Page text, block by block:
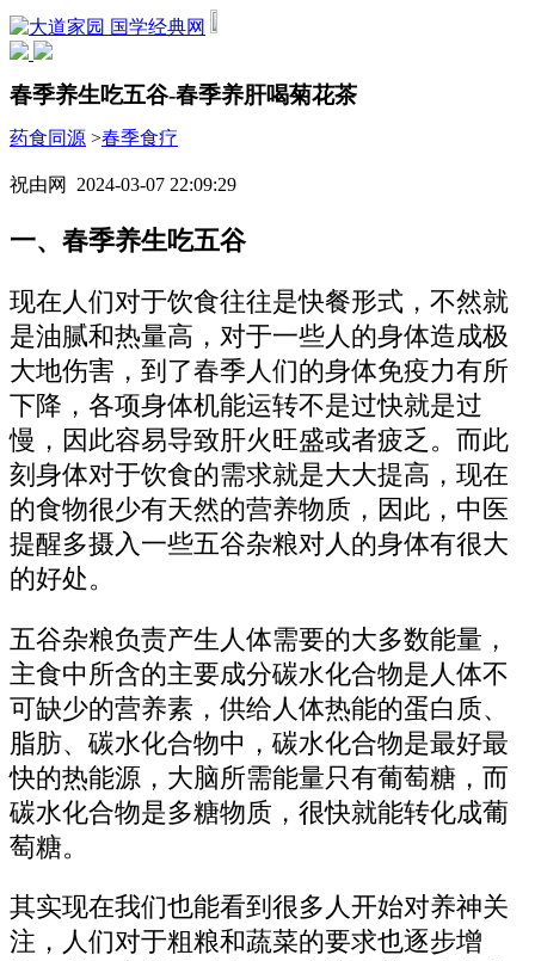
国学经典网
春季养生吃五谷-春季养肝喝菊花茶
药食同源 >春季食疗
祝由网 2024-03-07 22:09:29
一、春季养生吃五谷
现在人们对于饮食往往是快餐形式，不然就
是油腻和热量高，对于一些人的身体造成极
大地伤害，到了春季人们的身体免疫力有所
下降，各项身体机能运转不是过快就是过
慢，因此容易导致肝火旺盛或者疲乏。而此
刻身体对于饮食的需求就是大大提高，现在
的食物很少有天然的营养物质，因此，中医
提醒多摄入一些五谷杂粮对人的身体有很大
的好处。
五谷杂粮负责产生人体需要的大多数能量，
主食中所含的主要成分碳水化合物是人体不
可缺少的营养素，供给人体热能的蛋白质、
脂肪、碳水化合物中，碳水化合物是最好最
快的热能源，大脑所需能量只有葡萄糖，而
碳水化合物是多糖物质，很快就能转化成葡
萄糖。
其实现在我们也能看到很多人开始对养神关
注，人们对于粗粮和蔬菜的要求也逐步增